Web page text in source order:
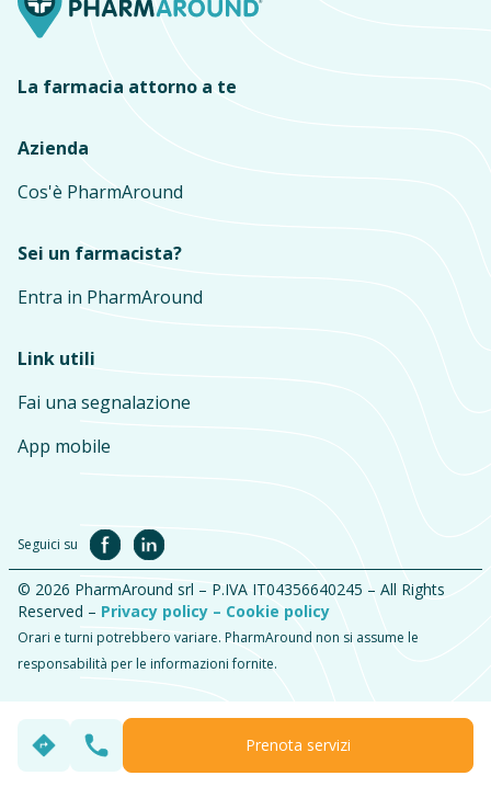
La farmacia attorno a te
Azienda
Cos'è PharmAround
Sei un farmacista?
Entra in PharmAround
Link utili
Fai una segnalazione
App mobile
Seguici su
© 2026 PharmAround srl – P.IVA IT04356640245 – All Rights
Reserved – Privacy policy – Cookie policy
Orari e turni potrebbero variare. PharmAround non si assume le
responsabilità per le informazioni fornite.
Prenota servizi